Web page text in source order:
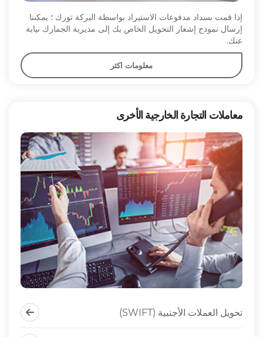
إذا قمت بسداد مدفوعات الاستيراد بواسطة البركة تورك ؛ يمكننا
إرسال نموذج إشعار التحويل الخاص بك إلى مديرية الجمارك نيابة
عنك.
معلومات اكثر
معاملات التجارة الخارجية الأخرى
تحويل العملات الأجنبية (SWIFT)